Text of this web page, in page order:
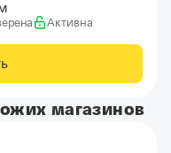
Активна
магазинов